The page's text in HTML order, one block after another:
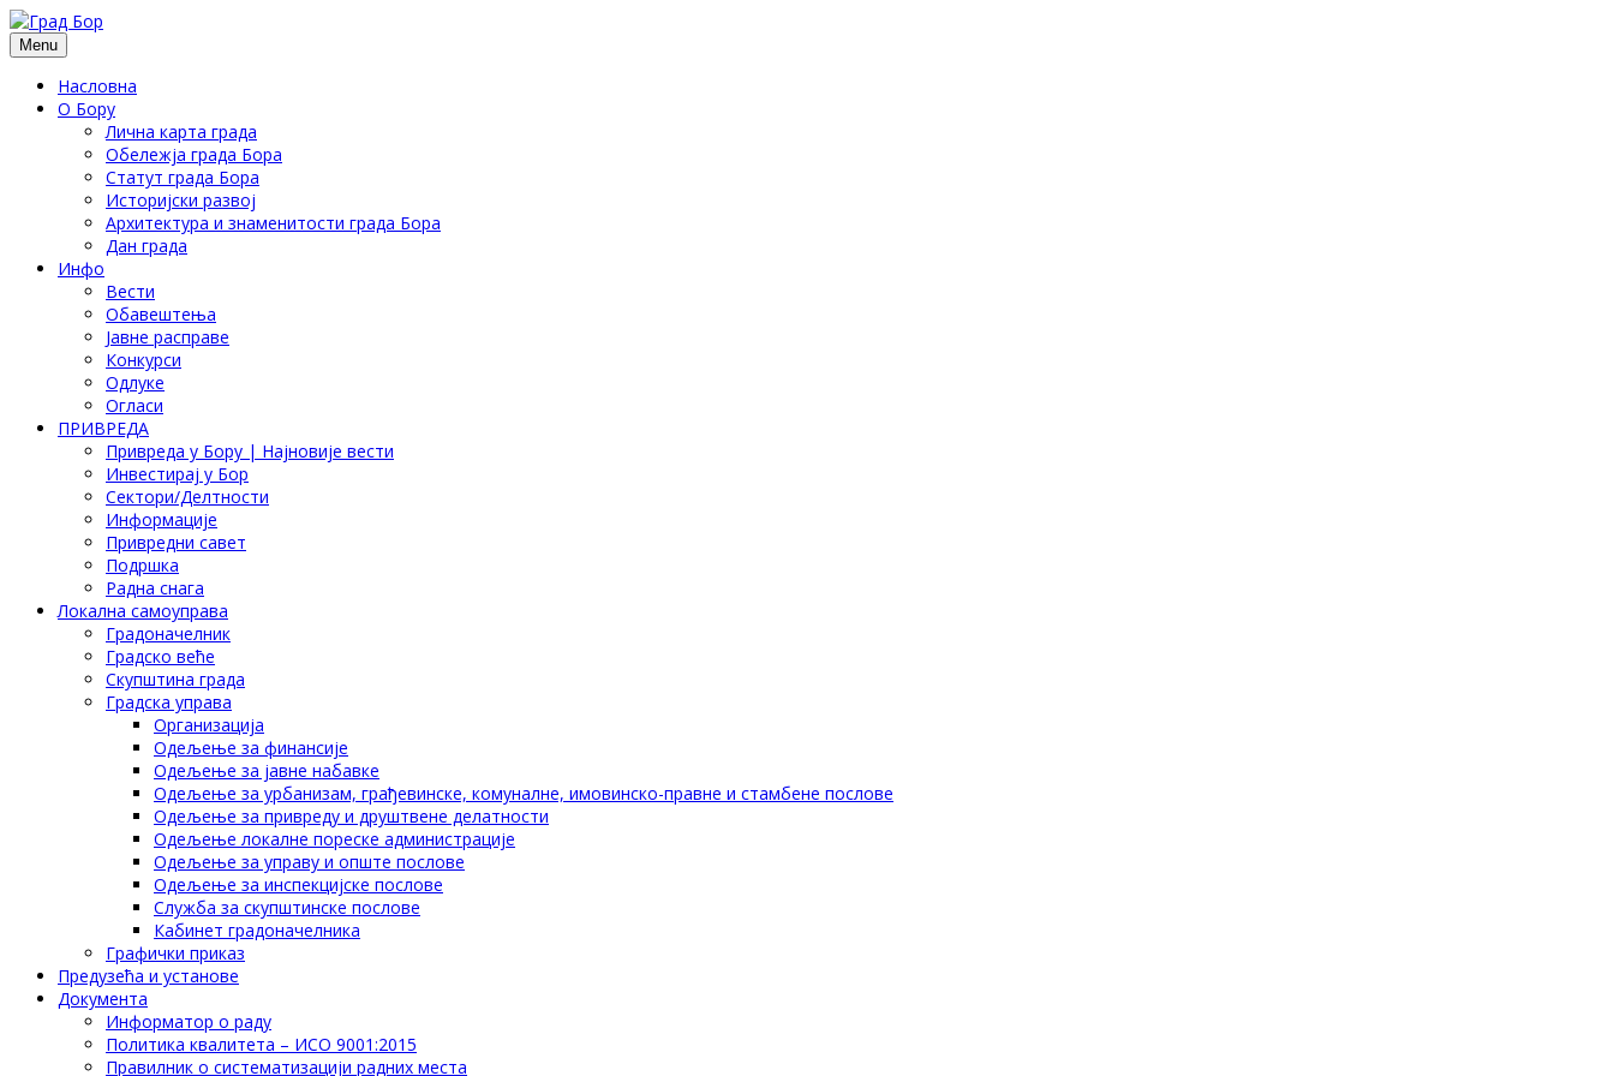
Menu
Насловна
О Бору
Лична карта града
Обележја града Бора
Статут града Бора
Историјски развој
Архитектура и знаменитости града Бора
Дан града
Инфо
Вести
Обавештења
Јавне расправе
Конкурси
Одлуке
Огласи
ПРИВРЕДА
Привреда у Бору | Најновије вести
Инвестирај у Бор
Сектори/Делтности
Информације
Привредни савет
Подршка
Радна снага
Локална самоуправа
Градоначелник
Градско веће
Скупштина града
Градска управа
Организација
Одељење за финансије
Одељење за јавне набавке
Одељење за урбанизам, грађевинске, комуналне, имовинско-правне и стамбене послове
Одељење за привреду и друштвене делатности
Одељење локалне пореске администрације
Одељење за управу и опште послове
Одељење за инспекцијске послове
Служба за скупштинске послове
Кабинет градоначелника
Графички приказ
Предузећа и установе
Документа
Информатор о раду
Политика квалитета – ИСО 9001:2015
Правилник о систематизацији радних места